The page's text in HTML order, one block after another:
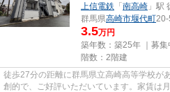
上信電鉄 「 南高崎 」駅
群馬県高崎市堰代町20-
3.5万円
築年数：築25年 ｜募集
階数：2階建
徒歩27分の距離に群馬県立高崎高等学校が
創的で、ご好評いただいています。家賃は